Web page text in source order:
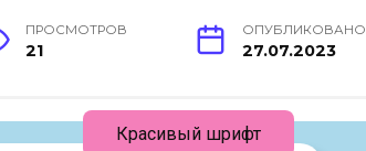
ПРОСМОТРОВ
21
ОПУБЛИКОВАНО
27.07.2023
Красивый шрифт